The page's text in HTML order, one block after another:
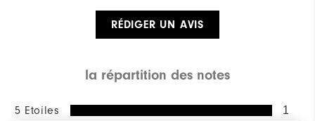
RÉDIGER UN AVIS
la répartition des notes
5 Etoiles 1